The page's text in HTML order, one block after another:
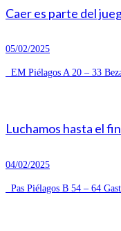
Caer es parte del
05/02/2025
EM Piélagos A 20 – 33
Luchamos hasta el
04/02/2025
Pas Piélagos B 54 – 64